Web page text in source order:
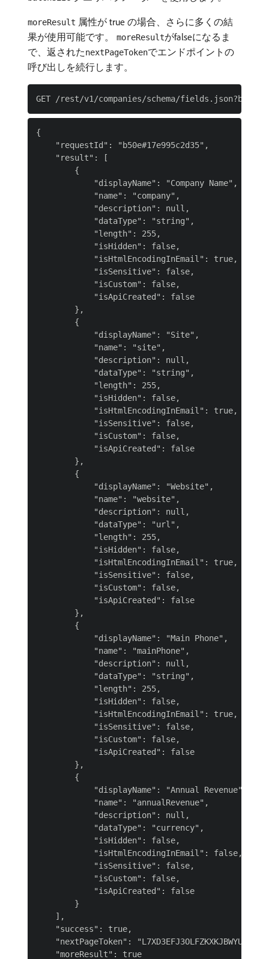
moreResult 属性が true の場合、さらに多くの結
果が使用可能です。
moreResultがfalseになるま
で、返されたnextPageTokenでエンドポイントの
呼び出しを続行します。
{
    "requestId": "b50e#17e995c2d35",
    "result": [
        {
            "displayName": "Company Name",
            "name": "company",
            "description": null,
            "dataType": "string",
            "length": 255,
            "isHidden": false,
            "isHtmlEncodingInEmail": true,
            "isSensitive": false,
            "isCustom": false,
            "isApiCreated": false
        },
        {
            "displayName": "Site",
            "name": "site",
            "description": null,
            "dataType": "string",
            "length": 255,
            "isHidden": false,
            "isHtmlEncodingInEmail": true,
            "isSensitive": false,
            "isCustom": false,
            "isApiCreated": false
        },
        {
            "displayName": "Website",
            "name": "website",
            "description": null,
            "dataType": "url",
            "length": 255,
            "isHidden": false,
            "isHtmlEncodingInEmail": true,
            "isSensitive": false,
            "isCustom": false,
            "isApiCreated": false
        },
        {
            "displayName": "Main Phone",
            "name": "mainPhone",
            "description": null,
            "dataType": "string",
            "length": 255,
            "isHidden": false,
            "isHtmlEncodingInEmail": true,
            "isSensitive": false,
            "isCustom": false,
            "isApiCreated": false
        },
        {
            "displayName": "Annual Revenue",
            "name": "annualRevenue",
            "description": null,
            "dataType": "currency",
            "isHidden": false,
            "isHtmlEncodingInEmail": false,
            "isSensitive": false,
            "isCustom": false,
            "isApiCreated": false
        }
    ],
    "success": true,
"nextPageToken":
    "moreResult": true